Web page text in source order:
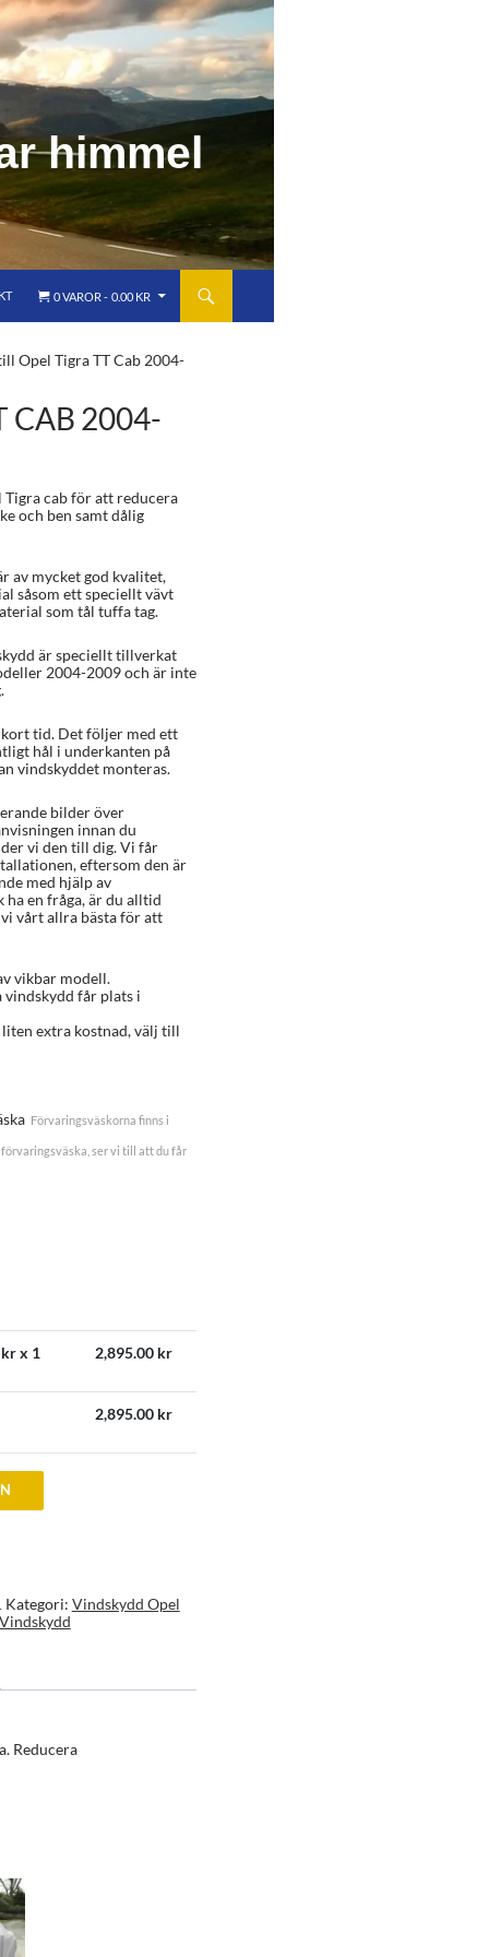
r himmel
0 VAROR 0.00 KR
Opel Tigra TT Cab 2004-
CAB 2004-
cab för att reducera
och ben samt dålig
av mycket god kvalitet,
såsom ett speciellt vävt
som tål tuffa tag.
är speciellt tillverkat
2004-2009 och är inte
tid. Det följer med ett
hål i underkanten på
vindskyddet monteras.
bilder över
innan du
vi den till dig. Vi får
eftersom den är
med hjälp av
ha en fråga, är du alltid
vårt allra bästa för att
vikbar modell.
vindskydd får plats i
extra kostnad, välj till
Förvaringsväskorna finns i
ser vi till att du får
x 1 2,895.00kr
2,895.00kr
Kategori: Vindskydd Opel
Vindskydd
Reducera